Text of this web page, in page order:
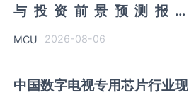
与投资前景预测报告
MCU 2026-08-06
中国数字电视专用芯片行业现